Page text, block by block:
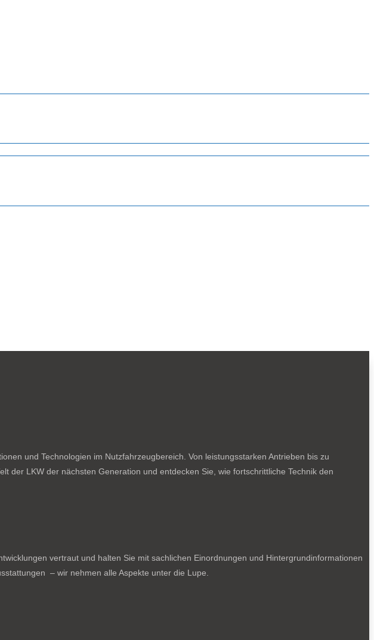
und Technologien im Nutzfahrzeugbereich. Von leistungsstarken Antrieben bis zu
der LKW der nächsten Generation und entdecken Sie, wie fortschrittliche Technik den
vertraut und halten Sie mit sachlichen Einordnungen und Hintergrundinformationen
– wir nehmen alle Aspekte unter die Lupe.